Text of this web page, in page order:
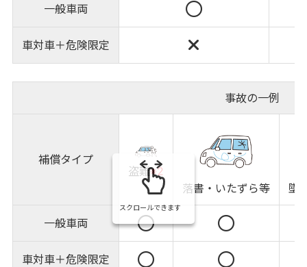
一般車両
車対車＋危険限定
事故の一例
補償タイプ
盗難※2
落書・いたずら等
墜
一般車両
車対車＋危険限定
スクロールできます